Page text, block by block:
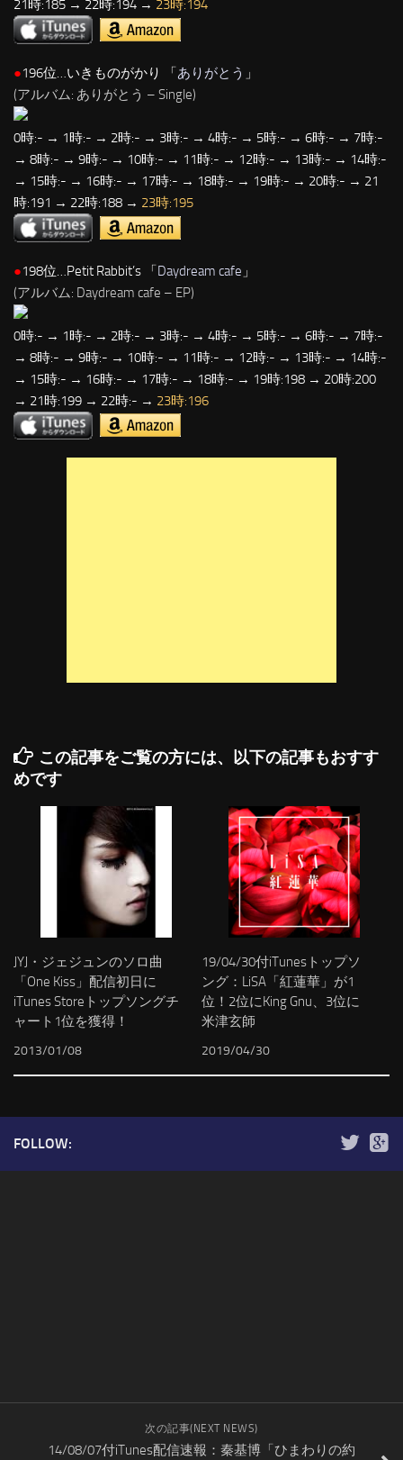
21時:185 → 22時:194 → 23時:194
●196位…いきものがかり 「ありがとう 」
(アルバム: ありがとう – Single)
0時:- → 1時:- → 2時:- → 3時:- → 4時:- → 5時:- → 6時:- → 7時:-
→ 8時:- → 9時:- → 10時:- → 11時:- → 12時:- → 13時:- → 14時:-
→ 15時:- → 16時:- → 17時:- → 18時:- → 19時:- → 20時:- → 21
時:191 → 22時:188 → 23時:195
●198位…Petit Rabbit’s 「Daydream cafe 」
(アルバム: Daydream cafe – EP)
0時:- → 1時:- → 2時:- → 3時:- → 4時:- → 5時:- → 6時:- → 7時:-
→ 8時:- → 9時:- → 10時:- → 11時:- → 12時:- → 13時:- → 14時:-
→ 15時:- → 16時:- → 17時:- → 18時:- → 19時:198 → 20時:200
→ 21時:199 → 22時:- → 23時:196
この記事をご覧の方には、以下の記事もおすす
めです
JYJ・ジェジュンのソロ曲
「One Kiss」配信初日に
iTunes Storeトップソングチ
ャート1位を獲得！
2013/01/08
19/04/30付iTunesトップソ
ング：LiSA「紅蓮華」が1
位！2位にKing Gnu、3位に
米津玄師
2019/04/30
FOLLOW:
次の記事(NEXT NEWS)
14/08/07付iTunes配信速報：秦基博「ひまわりの約